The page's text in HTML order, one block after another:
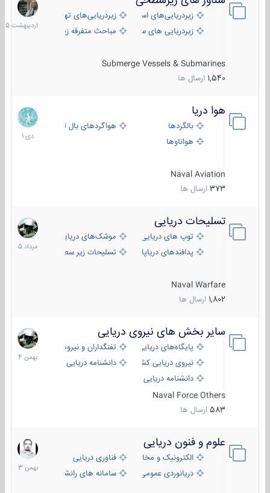
زیردریایی‌های استراتژیکزیردریایی‌های تهاجمی
زیردریایی های سبک
مباحث متفرقه زیرسطحی
Submerge Vessels & Submarines
1,540 ارسال ها
1405
هوا دریا
بالگردها
هواگردهای بال ثابت
هواناوها
Naval Aviation
373 ارسال ها
12
دی
1401
تسلیحات دریایی
توپ های دریایی
موشک‌های دریایی
پدافندهای دریاپایه
تسلیحات زیر سطحی
Naval Warfare
1,802 ارسال ها
2
مرداد
1405
سایر بخش های نیروی دریایی
پایگاه‌های دریایی
تفنگداران و نیروهای ویژه‌ی دریایی
نیروی دریایی کشورهای مختلفدانشنامه دریایی
دانشنامه دریایی کپی
Naval Force Others
583 ارسال ها
22
بهمن
1404
علوم و فنون دریایی
الکترونیک و مخابرات دریاییفناوری دریایی
دریانوردی عمومی
سامانه های رانشی دریایی
6
بهمن
1403